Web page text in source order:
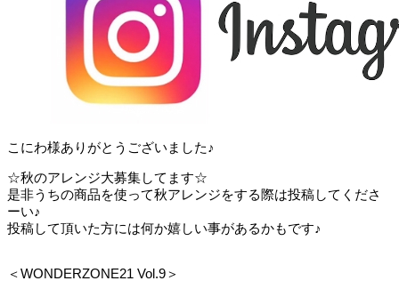
こにわ様ありがとうございました♪
☆秋のアレンジ大募集してます☆
是非うちの商品を使って秋アレンジをする際は投稿してくださ
ーい♪
投稿して頂いた方には何か嬉しい事があるかもです♪
＜WONDERZONE21 Vol.9＞